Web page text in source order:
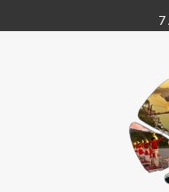
to
7